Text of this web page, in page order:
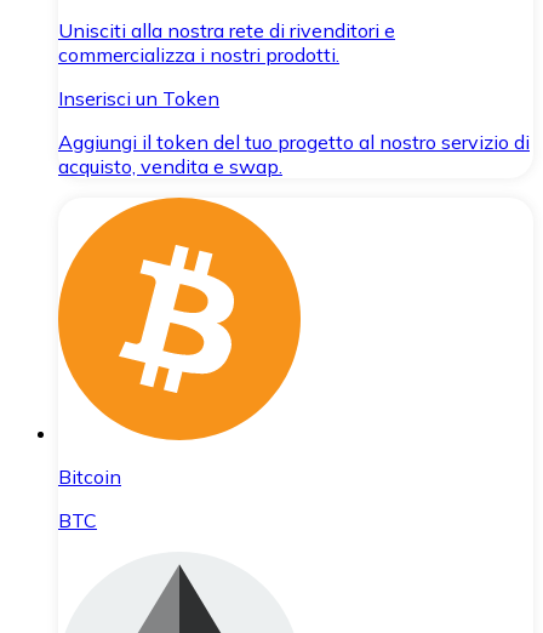
Unisciti alla nostra rete di rivenditori e
commercializza i nostri prodotti.
Inserisci un Token
Aggiungi il token del tuo progetto al nostro servizio di
acquisto, vendita e swap.
Bitcoin
BTC